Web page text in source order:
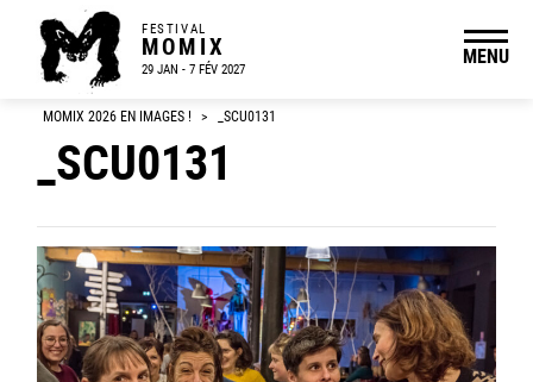
FESTIVAL
MOMIX
29 JAN - 7 FÉV 2027
MENU
MOMIX 2026 EN IMAGES ! > _SCU0131
_SCU0131